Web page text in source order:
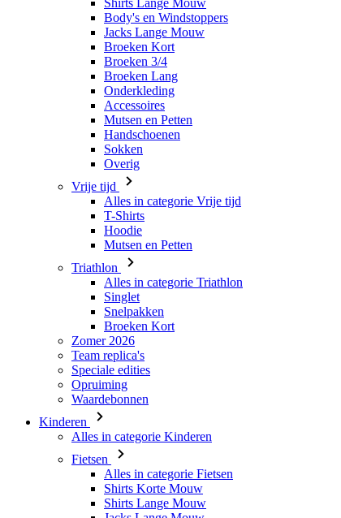
Shirts Lange Mouw
Body's en Windstoppers
Jacks Lange Mouw
Broeken Kort
Broeken 3/4
Broeken Lang
Onderkleding
Accessoires
Mutsen en Petten
Handschoenen
Sokken
Overig
Vrije tijd
Alles in categorie Vrije tijd
T-Shirts
Hoodie
Mutsen en Petten
Triathlon
Alles in categorie Triathlon
Singlet
Snelpakken
Broeken Kort
Zomer 2026
Team replica's
Speciale edities
Opruiming
Waardebonnen
Kinderen
Alles in categorie Kinderen
Fietsen
Alles in categorie Fietsen
Shirts Korte Mouw
Shirts Lange Mouw